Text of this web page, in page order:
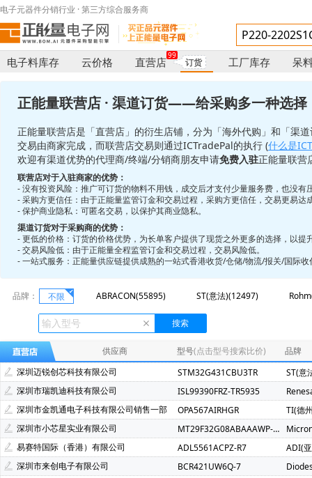
电子元器件分销行业 · 第三方综合服务商
电子料库存 云价格 直营店
99
订货 工厂库存 呆
正能量联营店 · 渠道订货——给采购多一种选择
正能量联营店是「直营店」的衍生店铺，分为「海外代购」和「渠
交易由商家完成，而联营店交易则通过ICTradePal的执行 (什么是
欢迎有渠道优势的代理商/终端/分销商朋友申请免费入驻正能量联营
联营店对于入驻商家的优势：
- 没有投资风险：推广可订货的物料不用钱，成交后才支付少量服务费，也没有
- 采购方更信任：由于正能量监管订金和交易过程，采购方更信任，交易更易达
- 保护商业隐私：可匿名交易，以保护其商业隐私。
渠道订货对于采购商的优势：
- 更低的价格：订货的价格优势，为长单客户提供了现货之外更多的选择，以提
- 交易风险低：由于正能量全程监管订金和交易过程，交易风险低。
- 一站式服务：正能量供应链提供成熟的一站式香港收货/仓储/物流/报关/国际
品牌： 不限 ABRACON(55895) ST(意法)(12497)
Ecliptek(507)
TOSHIBA(东芝)(400)
XLSEMI(芯龙)(185)
Renesas(瑞萨)(162)
Mindmotion(灵动微)(71)
JST(日压)(70)
Cyntec(乾坤
Infineon(英飞凌)(49)
Hisilicon(海思)(40)
Cachip(锦锐
SGMICRO(圣邦微)(32)
Cypress(赛普拉斯)(31)
Brightking(台湾君耀)(22)
MotorComm(裕太微)(22)
SILICON LABS(芯科)(20)
RUNIC(润石)(19)
Chiplntelli(
LOWPOWER(微源半导体)(14)
HED(华大电子)(13)
X-
XILINX(赛灵思)(10)
Nuvoton(新唐)(9)
WALTER(华德)(9)
供应商 型号(点击型号搜索比价)
品牌
深圳迈锐创芯科技有限公司
STM32G431CBU3TR
ST(意
深圳市瑞凯迪科技有限公司
ISL99390FRZ-TR5935
深圳市金凯通电子科技有限公司销售一部
OPA567AIRHGR
TI(德
深圳市小芯星实业有限公司
MT29F32G08ABAAAWP-ITZ:A
易赛特国际（香港）有限公司
ADL5561ACPZ-R7
ADI(
深圳市来创电子有限公司
BCR421UW6Q-7